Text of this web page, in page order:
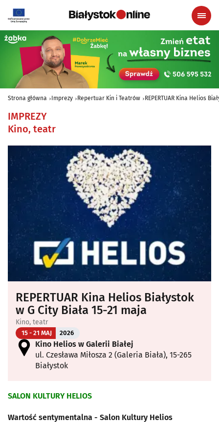
Strona główna Imprezy Repertuar Kin i Teatrów REPERTUAR Kina Helios
IMPREZY
Kino, teatr
REPERTUAR Kina Helios Białystok
w G City Biała 15-21 maja
Kino, teatr
15 - 21 MAJ 2026
Kino Helios w Galerii Białej
ul. Czesława Miłosza 2 (Galeria Biała), 15-265
Białystok
SALON KULTURY HELIOS
Wartość sentymentalna - Salon Kultury Helios